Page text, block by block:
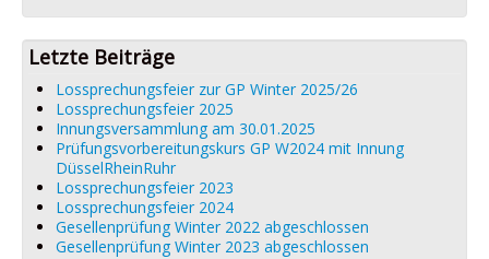
Impressum
Letzte Beiträge
Lossprechungsfeier zur GP Winter 2025/26
Lossprechungsfeier 2025
Innungsversammlung am 30.01.2025
Prüfungsvorbereitungskurs GP W2024 mit Innung
DüsselRheinRuhr
Lossprechungsfeier 2023
Lossprechungsfeier 2024
Gesellenprüfung Winter 2022 abgeschlossen
Gesellenprüfung Winter 2023 abgeschlossen